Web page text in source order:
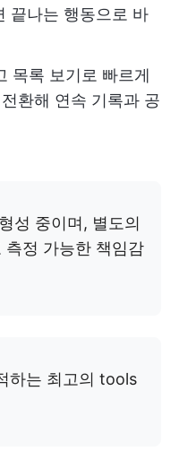
끝나는 행동으로 바
목록 보기로 빠르게
전환해 연속 기록과 공
성 중이며, 별도의
측정 가능한 책임감
하는 최고의 tools